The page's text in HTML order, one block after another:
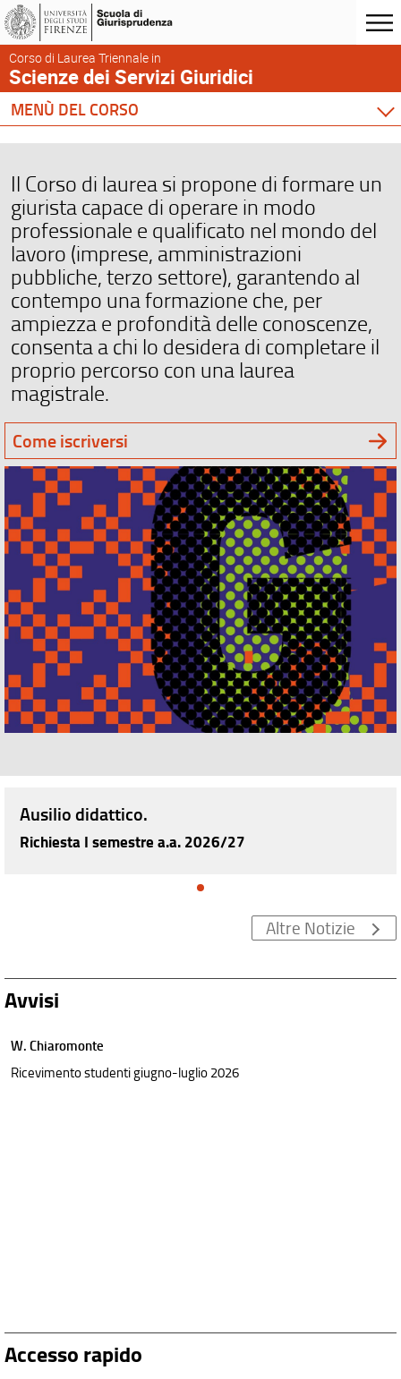
Corso di Laurea Triennale in
Scienze dei Servizi Giuridici
MENÙ DEL CORSO
Home
Didattica
Docenti
Orario e calendari
Comunicare con la Scuola
Il Corso di laurea si propone di formare un
giurista capace di operare in modo
professionale e qualificato nel mondo del
lavoro (imprese, amministrazioni
pubbliche, terzo settore), garantendo al
contempo una formazione che, per
ampiezza e profondità delle conoscenze,
consenta a chi lo desidera di completare il
proprio percorso con una laurea
magistrale.
Come iscriversi
Ausilio didattico.
Richiesta I semestre a.a. 2026/27
Altre Notizie
Avvisi
W. Chiaromonte
Ricevimento studenti giugno-luglio 2026
Accesso rapido